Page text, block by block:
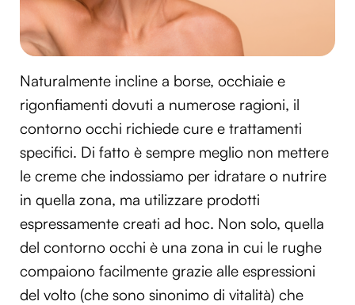
Naturalmente incline a borse, occhiaie e
rigonfiamenti dovuti a numerose ragioni, il
contorno occhi richiede cure e trattamenti
specifici. Di fatto è sempre meglio non mettere
le creme che indossiamo per idratare o nutrire
in quella zona, ma utilizzare prodotti
espressamente creati ad hoc. Non solo, quella
del contorno occhi è una zona in cui le rughe
compaiono facilmente grazie alle espressioni
del volto (che sono sinonimo di vitalità) che